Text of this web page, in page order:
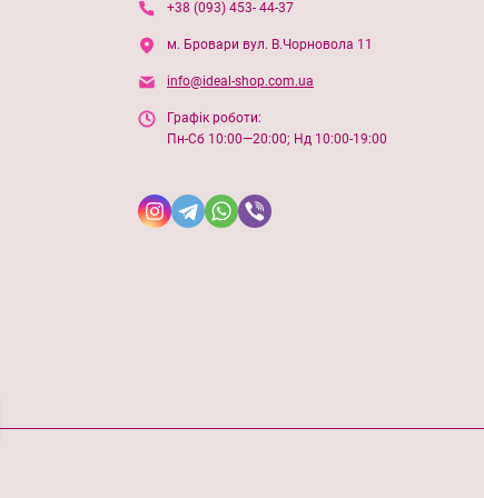
+38 (093) 453- 44-37
м. Бровари вул. В.Чорновола 11
info@ideal-shop.com.ua
Графік роботи:
Пн-Сб 10:00—20:00; Нд 10:00-19:00